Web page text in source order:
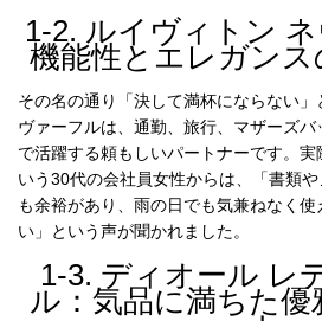
人
気
商
品
1-2. ルイヴィトン ネ
機能性とエレガン
その名の通り「決して満杯にならない
ヴァーフルは、通勤、旅行、マザーズ
で活躍する頼もしいパートナーです。実
いう30代の会社員女性からは、「書類
も余裕があり、雨の日でも気兼ねなく
い」という声が聞かれました。
1-3. ディオール レ
ル：気品に満ちた優